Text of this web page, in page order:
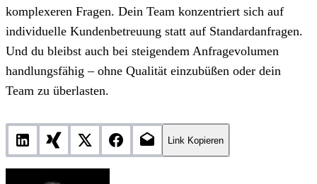
komplexeren Fragen. Dein Team konzentriert sich auf
individuelle Kundenbetreuung statt auf Standardanfragen.
Und du bleibst auch bei steigendem Anfragevolumen
handlungsfähig – ohne Qualität einzubüßen oder dein
Team zu überlasten.
Link Kopieren